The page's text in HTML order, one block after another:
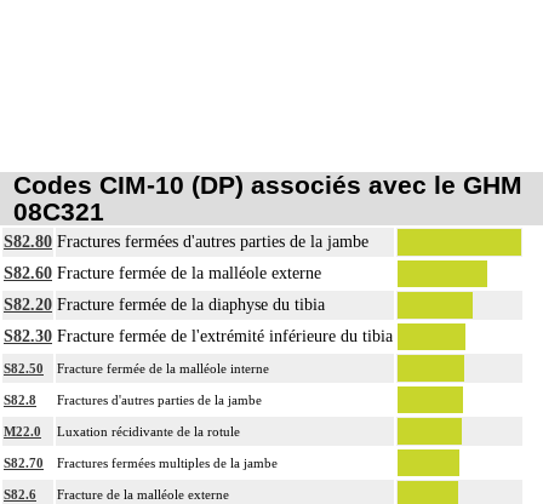
Codes CIM-10 (DP) associés avec le GHM
08C321
S82.80 Fractures fermées d'autres parties de la jambe
S82.60 Fracture fermée de la malléole externe
S82.20 Fracture fermée de la diaphyse du tibia
S82.30 Fracture fermée de l'extrémité inférieure du tibia
S82.50 Fracture fermée de la malléole interne
S82.8 Fractures d'autres parties de la jambe
M22.0 Luxation récidivante de la rotule
S82.70 Fractures fermées multiples de la jambe
S82.6 Fracture de la malléole externe